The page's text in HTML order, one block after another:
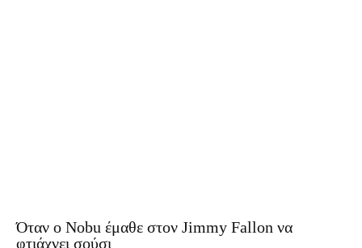
Όταν ο Nobu έμαθε στον Jimmy Fallon να
φτιάχνει σούσι